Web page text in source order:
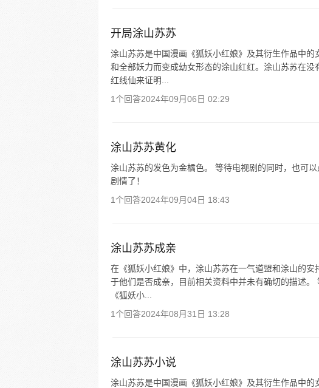
开局涂山苏苏
涂山苏苏是中国漫画《狐妖小红娘》及其衍生作品中
和全部妖力而变成幼女形态的涂山红红。涂山苏苏在
红线仙来证明...
1个回答2024年09月06日 02:29
涂山苏苏黄化
涂山苏苏的发色为金橘色。 等待电视剧的同时，也可
剧情了！
1个回答2024年09月04日 18:43
涂山苏苏成亲
在《狐妖小红娘》中，涂山苏苏在一气道盟和涂山的
于他们是否成亲，目前相关资料中并未有确切的描述
《狐妖小...
1个回答2024年08月31日 13:28
涂山苏苏小说
涂山苏苏是中国漫画《狐妖小红娘》及其衍生作品中